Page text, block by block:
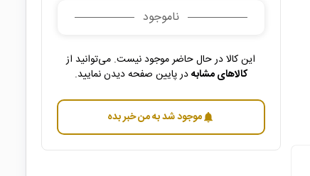
ناموجود
این کالا در حال حاضر موجود نیست. می‌توانید از
کالاهای مشابهدر پایین صفحه دیدن نمایید.
notificationsموجود شد به من خبر بده